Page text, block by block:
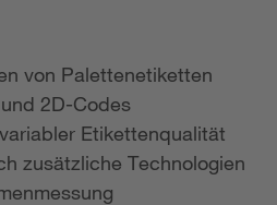
von Palettenetiketten
2D-Codes
Etikettenqualität
zusätzliche Technologien